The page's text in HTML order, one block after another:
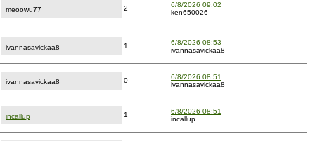
meoowu77 2
6/8/2026 09:02
ken650026
ivannasavickaa8 1
6/8/2026 08:53
ivannasavickaa8
ivannasavickaa8 0
6/8/2026 08:51
ivannasavickaa8
incallup 1
6/8/2026 08:51
incallup